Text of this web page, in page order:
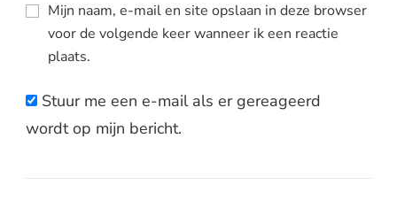
Mijn naam, e-mail en site opslaan in deze browser
voor de volgende keer wanneer ik een reactie
plaats.
Stuur me een e-mail als er gereageerd
wordt op mijn bericht.